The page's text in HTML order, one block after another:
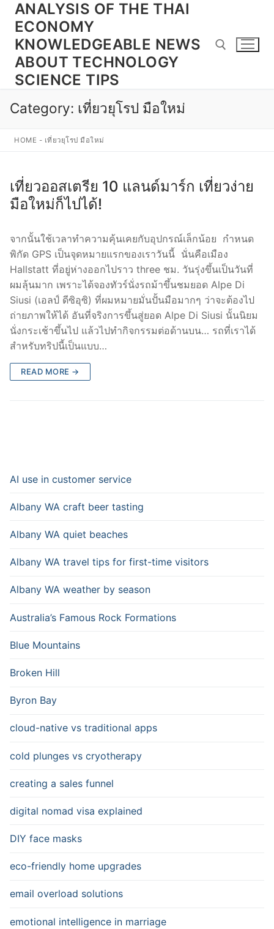
Skip
content
ANALYSIS OF THE THAI
ECONOMY
KNOWLEDGEABLE NEWS
ABOUT TECHNOLOGY
SCIENCE TIPS
Category: เที่ยวยุโรป มือใหม่
HOME - เที่ยวยุโรป มือใหม่
เที่ยวออสเตรีย 10 แลนด์มาร์ก เที่ยวง่าย
มือใหม่ก็ไปได้!
จากนั้นใช้เวลาทำความคุ้นเคยกับอุปกรณ์เล็กน้อย กำหนด
พิกัด GPS เป็นจุดหมายแรกของเราวันนี้ นั่นคือเมือง
Hallstatt ที่อยู่ห่างออกไปราว three ชม. วันรุ่งขึ้นเป็นวันที่
ผมลุ้นมาก เพราะได้จองทัวร์นั่งรถม้าขึ้นชมยอด Alpe Di
Siusi (เอลป์ ดีซิอุซิ) ที่ผมหมายมั่นปั้นมือมากๆ ว่าจะต้องไป
ถ่ายภาพให้ได้ อันที่จริงการขึ้นสู่ยอด Alpe Di Siusi นั้นนิยม
นั่งกระเช้าขึ้นไป แล้วไปทำกิจกรรมต่อด้านบน… รถที่เราได้
สำหรับทริปนี้เป็นแบบ…
READ MORE →
AI use in customer service
Albany WA craft beer tasting
Albany WA quiet beaches
Albany WA travel tips for first-time visitors
Albany WA weather by season
Australia’s Famous Rock Formations
Blue Mountains
Broken Hill
Byron Bay
cloud-native vs traditional apps
cold plunges vs cryotherapy
creating a sales funnel
digital nomad visa explained
DIY face masks
eco-friendly home upgrades
email overload solutions
emotional intelligence in marriage